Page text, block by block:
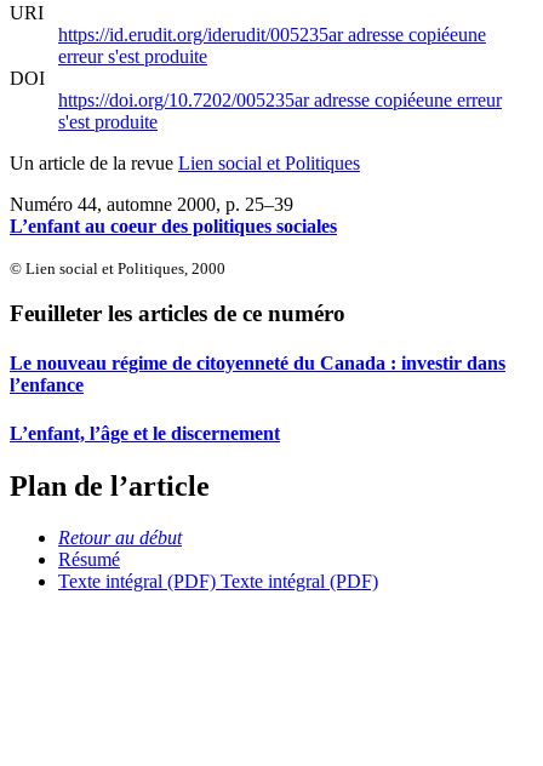
URI
https://id.erudit.org/iderudit/005235aradresse copiéeune
erreur s'est produite
DOI
https://doi.org/10.7202/005235aradresse copiéeune erreur
s'est produite
Un article de la revue Lien social et Politiques
Numéro 44, automne 2000, p. 25–39
L’enfant au coeur des politiques sociales
© Lien social et Politiques, 2000
Feuilleter les articles de ce numéro
Le nouveau régime de citoyenneté du Canada : investir dans
l’enfance
L’enfant, l’âge et le discernement
Plan de l’article
Retour au début
Résumé
Texte intégral (PDF) Texte intégral (PDF)